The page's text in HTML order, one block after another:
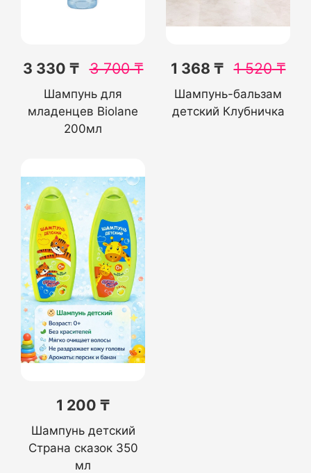
3 330 ₸ 3 700₸
Шампунь для
младенцев Biolane
200мл
1 368 ₸ 1 520₸
Шампунь-бальзам
детский Клубничка
1 200 ₸
Шампунь детский
Страна сказок 350
мл